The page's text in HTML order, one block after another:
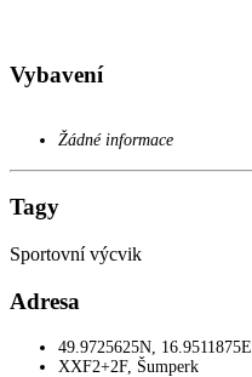
Vybavení
Žádné informace
Tagy
Sportovní výcvik
Adresa
49.9725625N, 16.9511875E
XXF2+2F, Šumperk